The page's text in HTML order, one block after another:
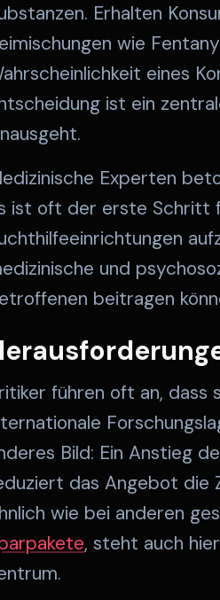
Erhalten
wie
eines
ist ein
Experten
ist oft der erste Schritt
und
beitragen
führen oft an, dass
Bild: Ein Anstieg
das Angebot die
wie bei anderen
, steht auch